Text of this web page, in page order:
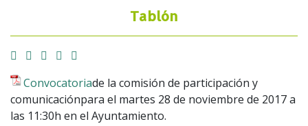
Tablón
Facebook
TwitterEmailImprimir
Convocatoriade la comisión de participación y
comunicaciónpara el martes 28 de noviembre de 2017 a
las 11:30h en el Ayuntamiento.